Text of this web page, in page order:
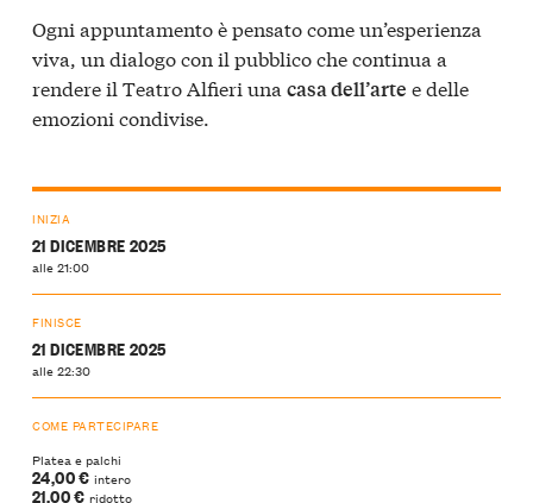
Ogni appuntamento è pensato come un’esperienza
viva, un dialogo con il pubblico che continua a
rendere il Teatro Alfieri una casa dell’arte e delle
emozioni condivise.
INIZIA
21 DICEMBRE 2025
alle 21:00
FINISCE
21 DICEMBRE 2025
alle 22:30
COME PARTECIPARE
Platea e palchi
24,00 € intero
21,00 € ridotto